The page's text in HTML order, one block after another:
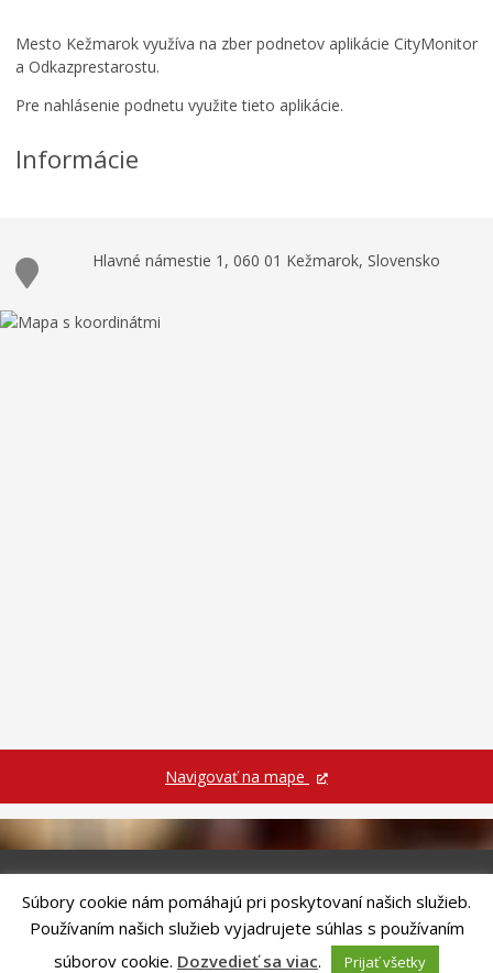
Mesto Kežmarok využíva na zber podnetov aplikácie CityMonitor
a Odkazprestarostu.
Pre nahlásenie podnetu využite tieto aplikácie.
Informácie
Hlavné námestie 1, 060 01 Kežmarok, Slovensko
Navigovať na mape
Riešenie ANTIK SMART CITY
| Technický prevádzkovateľ – MVI
Technology, s.r.o.
Správca webového sídla: Mesto Kežmarok, Hlavné námestie, 060 01
Súbory cookie nám pomáhajú pri poskytovaní našich služieb.
Používaním našich služieb vyjadrujete súhlas s používaním
súborov cookie. Dozvedieť sa viac. Prijať všetky